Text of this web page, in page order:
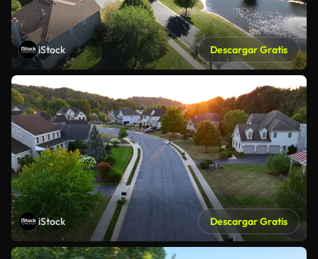
iStock Descargar Gratis
iStock Descargar Gratis